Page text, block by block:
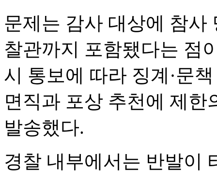
문제는 감사 대상에 참사
찰관까지 포함됐다는 점
시 통보에 따라 징계·문
면직과 포상 추천에 제
발송했다.
경찰 내부에서는 반발이